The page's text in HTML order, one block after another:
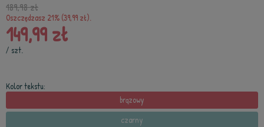
189,98 zł
Oszczędzasz 21% (39,99 zł).
149,99 zł
/ szt.
Kolor tekstu:
brązowy
czarny